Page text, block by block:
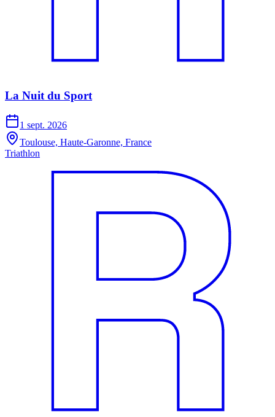
La Nuit du Sport
1 sept. 2026
Toulouse, Haute-Garonne, France
Triathlon